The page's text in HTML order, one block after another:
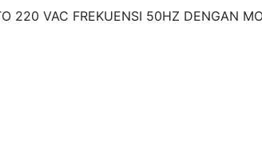
220 VAC FREKUENSI 50HZ DENGAN